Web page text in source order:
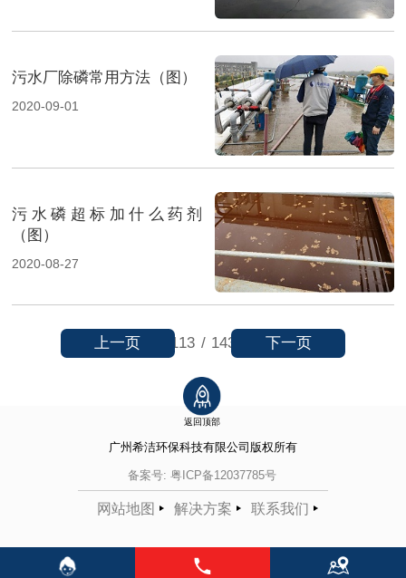
污水厂除磷常用方法（图）
2020-09-01
污水磷超标加什么药剂
（图）
2020-08-27
113 / 143
上一页 下一页
返回顶部
广州希洁环保科技有限公司 版权所有
备案号: 粤ICP备12037785号
网站地图 解决方案 联系我们